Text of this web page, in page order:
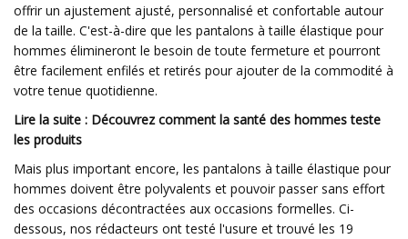
offrir un ajustement ajusté, personnalisé et confortable autour
de la taille. C'est-à-dire que les pantalons à taille élastique pour
hommes élimineront le besoin de toute fermeture et pourront
être facilement enfilés et retirés pour ajouter de la commodité à
votre tenue quotidienne.
Lire la suite : Découvrez comment la santé des hommes teste
les produits
Mais plus important encore, les pantalons à taille élastique pour
hommes doivent être polyvalents et pouvoir passer sans effort
des occasions décontractées aux occasions formelles. Ci-
dessous, nos rédacteurs ont testé l'usure et trouvé les 19